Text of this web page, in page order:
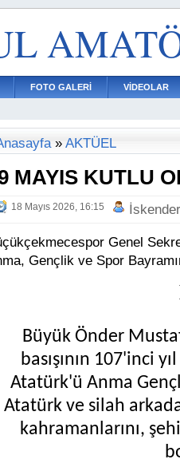
FOTO GALERİ VİDEOLAR
» AKTÜEL
MAYIS KUTLU
18 Mayıs 2026, 16:15
Genel
Gençlik ve Spor
Büyük Önder
basışının 107'inci
Atatürk'ü Anma
Atatürk ve silah
kahramanlarını,